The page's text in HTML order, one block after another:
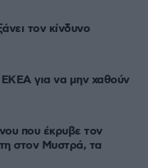
τον κίνδυνο
για να μην χαθούν
που έκρυβε τον
στον Μυστρά, τα